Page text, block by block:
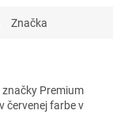
Značka
Premium
červenej farbe v